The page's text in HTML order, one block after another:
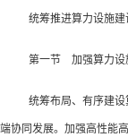
统筹推进算力设施
第一节 加强算力设
统筹布局、有序建
端协同发展。加强高性能